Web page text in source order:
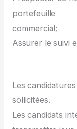
portefeuille
commercial;
Assurer le suivi
Les
sollicitées.
Les candidats